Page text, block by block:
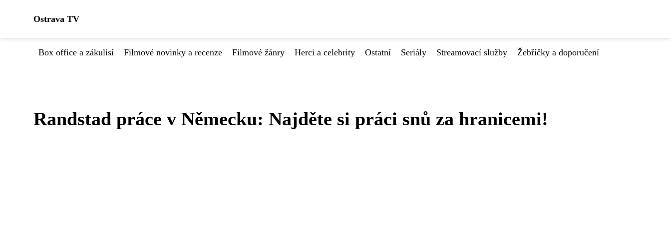
Ostrava TV
Box office a zákulisí Filmové novinky a recenze Filmové žánry Herci a celebrity Ostatní Seriály Streamovací služby Žebříčky a doporučení
Randstad práce v Německu: Najděte si práci snů za hranicemi!